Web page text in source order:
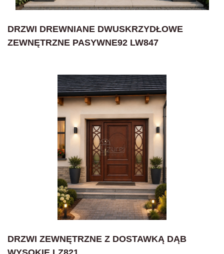
DRZWI DREWNIANE DWUSKRZYDŁOWE
ZEWNĘTRZNE PASYWNE92 LW847
DRZWI ZEWNĘTRZNE Z DOSTAWKĄ DĄB